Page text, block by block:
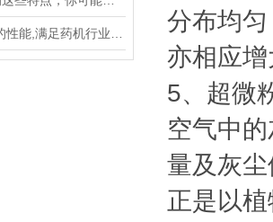
分布均
亦相应
5、超微
空气中
量及灰
正是以